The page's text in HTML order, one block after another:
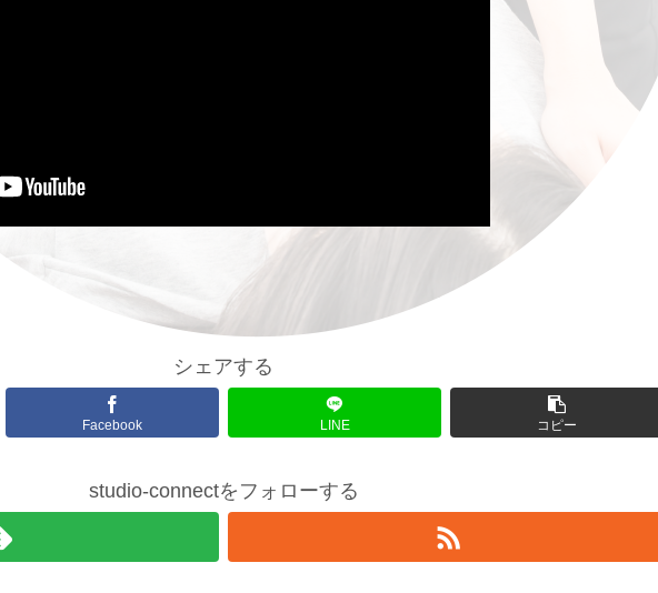
シェアする
Facebook LINE コピー
studio-connectをフォローする